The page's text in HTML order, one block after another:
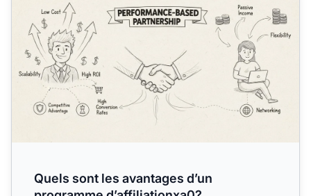
Quels sont les avantages d’un